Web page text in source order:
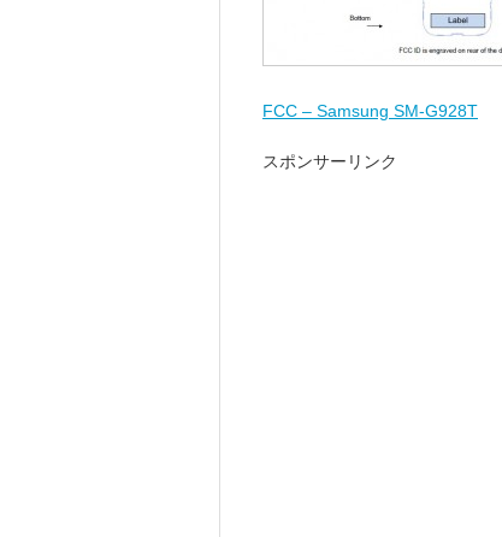
FCC – Samsung SM-G928T
スポンサーリンク